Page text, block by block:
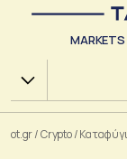
MARKETS
Χ.Α.
ot.gr/Crypto/